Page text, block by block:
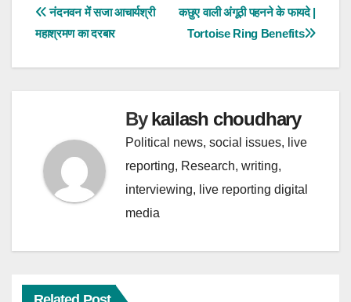
e
b
t
s
r
पोस्ट
नेविगेशन
कछुए वाली अंगूठी पहनने के फायदे |
Tortoise Ring Benefits
नंदनवन में सजा आचार्यश्री
महाश्रमण का दरबार
Bykailash choudhary
Political news, social issues, live
reporting, Research, writing,
interviewing, live reporting digital
media